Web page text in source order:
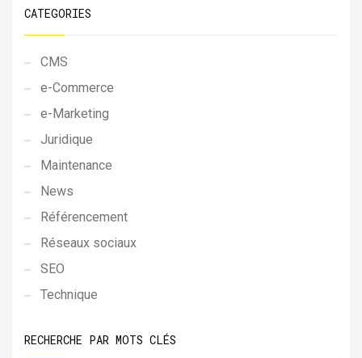
CATEGORIES
CMS
e-Commerce
e-Marketing
Juridique
Maintenance
News
Référencement
Réseaux sociaux
SEO
Technique
RECHERCHE PAR MOTS CLÉS